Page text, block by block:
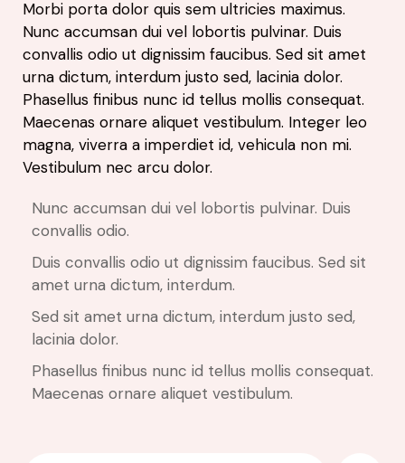
Morbi porta dolor quis sem ultricies maximus.
Nunc accumsan dui vel lobortis pulvinar. Duis
convallis odio ut dignissim faucibus. Sed sit amet
urna dictum, interdum justo sed, lacinia dolor.
Phasellus finibus nunc id tellus mollis consequat.
Maecenas ornare aliquet vestibulum. Integer leo
magna, viverra a imperdiet id, vehicula non mi.
Vestibulum nec arcu dolor.
Nunc accumsan dui vel lobortis pulvinar. Duis
convallis odio.
Duis convallis odio ut dignissim faucibus. Sed sit
amet urna dictum, interdum.
Sed sit amet urna dictum, interdum justo sed,
lacinia dolor.
Phasellus finibus nunc id tellus mollis consequat.
Maecenas ornare aliquet vestibulum.